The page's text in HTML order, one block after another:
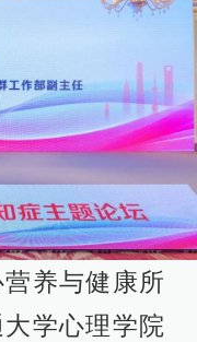
养与健康所
学心理学院